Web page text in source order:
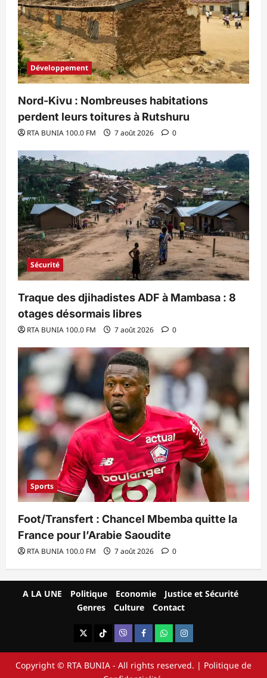
Développement
Nord-Kivu : Nombreuses habitations
perdent leurs toitures à Rutshuru
RTA BUNIA 100.0 FM 7 août 2026 0
Sécurité
Traque des djihadistes ADF à Mambasa : 8
otages désormais libres
RTA BUNIA 100.0 FM 7 août 2026 0
Sports
Foot/Transfert : Chancel Mbemba quitte la
France pour l’Arabie Saoudite
RTA BUNIA 100.0 FM 7 août 2026 0
A LA UNE Politique Economie
Justice et Sécurité
Genres
Culture Contact
X TikTokViber FacebookWhatsAppInstagram
Copyright © RTA BUNIA - All rights reserved. | Politique de